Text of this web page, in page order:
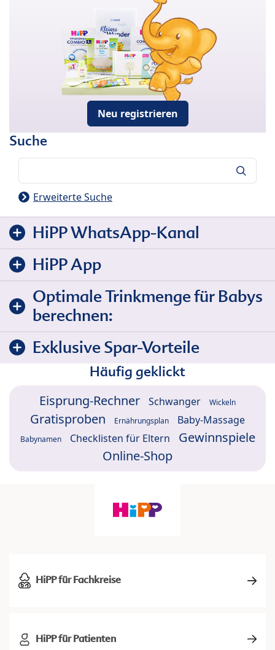
Neu registrieren
Suche
Erweiterte Suche
HiPP WhatsApp-Kanal
HiPP App
Optimale Trinkmenge für Babys
berechnen:
Exklusive Spar-Vorteile
Häufig geklickt
Eisprung-Rechner Schwanger Wickeln
Gratisproben Ernährungsplan Baby-Massage
Babynamen Checklisten für Eltern
Gewinnspiele
Online-Shop
HiPP für Fachkreise
HiPP für Patienten